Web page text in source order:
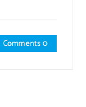
Comments 0